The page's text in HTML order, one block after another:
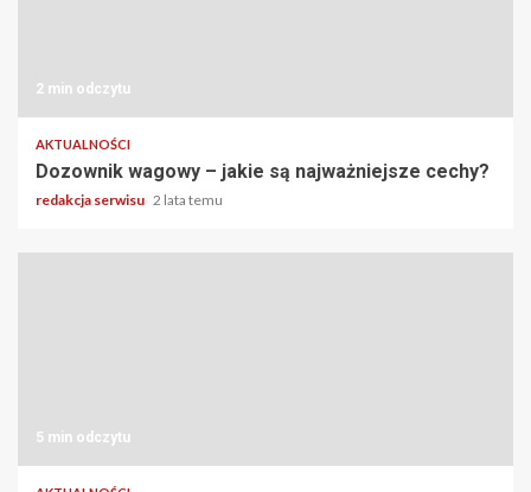
2 min odczytu
AKTUALNOŚCI
Dozownik wagowy – jakie są najważniejsze cechy?
redakcja serwisu 2 lata temu
5 min odczytu